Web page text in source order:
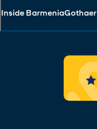
Inside BarmeniaGothaer